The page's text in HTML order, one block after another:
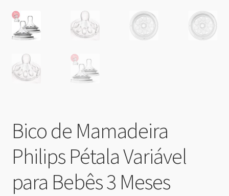
Bico de Mamadeira
Philips Pétala Variável
para Bebês 3 Meses